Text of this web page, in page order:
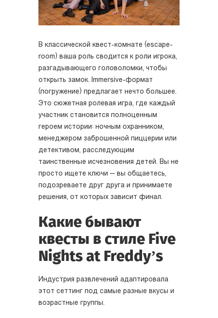
В классической квест-комнате (escape-
room) ваша роль сводится к роли игрока,
разгадывающего головоломки, чтобы
открыть замок. Immersive-формат
(погружение) предлагает нечто большее.
Это сюжетная ролевая игра, где каждый
участник становится полноценным
героем истории: ночным охранником,
менеджером заброшенной пиццерии или
детективом, расследующим
таинственные исчезновения детей. Вы не
просто ищете ключи — вы общаетесь,
подозреваете друг друга и принимаете
решения, от которых зависит финал.
Какие бывают
квесты в стиле Five
Nights at Freddy’s
Индустрия развлечений адаптировала
этот сеттинг под самые разные вкусы и
возрастные группы.